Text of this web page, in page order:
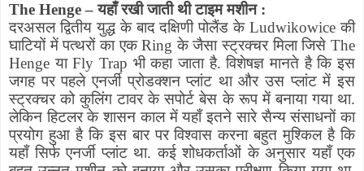
The Henge–यहाँ रखी जाती थी टाइम मशीन :
दरअसल द्वितीय युद्ध के बाद दक्षिणी पोलैंड के Ludwikowice की
घाटियों में पत्थरों का एक Ring के जैसा स्ट्रक्चर मिला जिसे The
Henge या Fly Trap भी कहा जाता है. विशेषज्ञ मानते है कि इस
जगह पर पहले एनर्जी प्रोडक्शन प्लांट था और उस प्लांट में इस
स्ट्रक्चर को कुलिंग टावर के सपोर्ट बेस के रूप में बनाया गया था.
लेकिन हिटलर के शासन काल में यहाँ इतने सारे सैन्य संसाधनों का
प्रयोग हुआ है कि इस बार पर विश्वास करना बहुत मुश्किल है कि
यहाँ सिर्फ एनर्जी प्लांट था. कई शोधकर्ताओं के अनुसार यहाँ एक